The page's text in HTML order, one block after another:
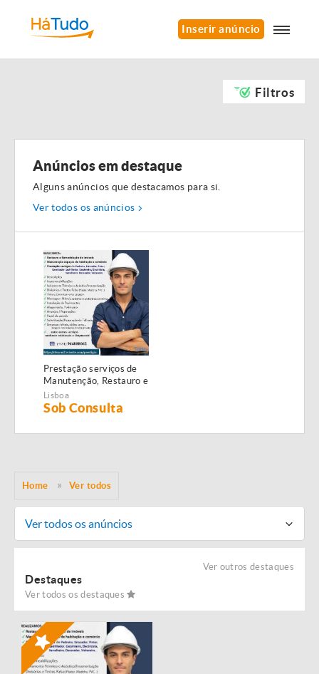
Inserir anúncio
Filtros
Anúncios em destaque
Alguns anúncios que destacamos para si.
Ver todos os anúncios
Prestação serviços de
Manutenção, Restauro e
Remodelação de
imóveis!
Lisboa
Sob Consulta
Home Ver todos
Ver todos os anúncios
Ver outros destaques
Destaques
Ver todos os destaques